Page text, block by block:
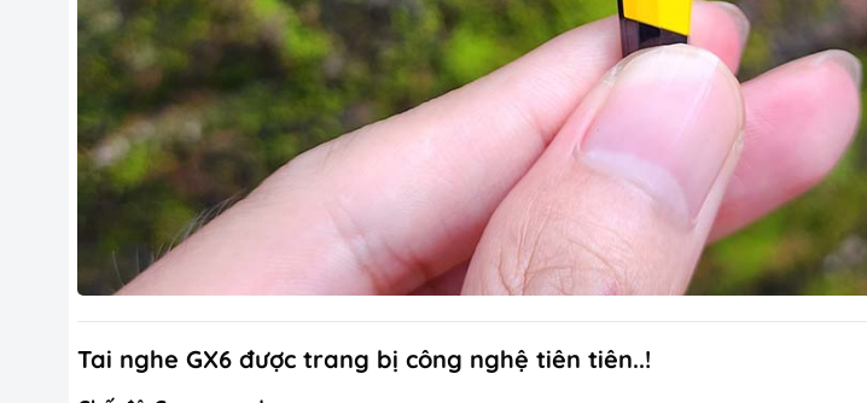
Tai nghe GX6 được trang bị công nghệ tiên tiên..!